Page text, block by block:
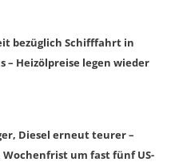
bezüglich Schifffahrt in
– Heizölpreise legen wieder
Diesel erneut teurer –
um fast fünf US-